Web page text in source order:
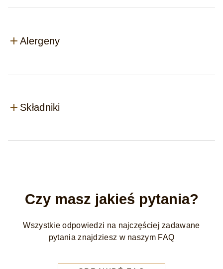
Alergeny
Składniki
Czy masz jakieś pytania?
Wszystkie odpowiedzi na najczęściej zadawane
pytania znajdziesz w naszym FAQ